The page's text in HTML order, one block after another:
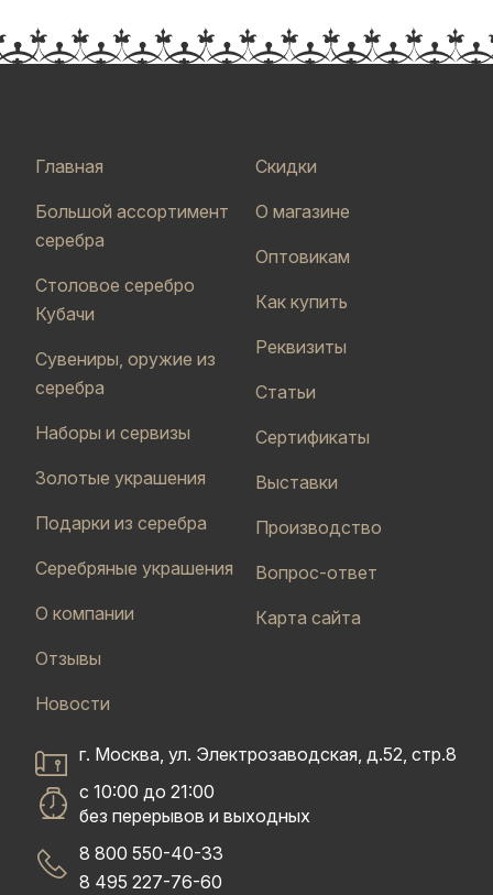
Главная
Большой ассортимент
серебра
Столовое серебро
Кубачи
Сувениры, оружие из
серебра
Наборы и сервизы
Золотые украшения
Подарки из серебра
Серебряные украшения
О компании
Отзывы
Новости
Скидки
О магазине
Оптовикам
Как купить
Реквизиты
Статьи
Сертификаты
Выставки
Производство
Вопрос-ответ
Карта сайта
г. Москва, ул. Электрозаводская, д.52, стр.8
с 10:00 до 21:00
без перерывов и выходных
8 800 550-40-33
8 495 227-76-60